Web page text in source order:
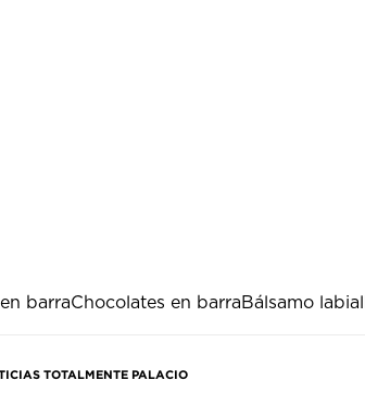
barraChocolates en barraBálsamo labial
TOTALMENTE PALACIO